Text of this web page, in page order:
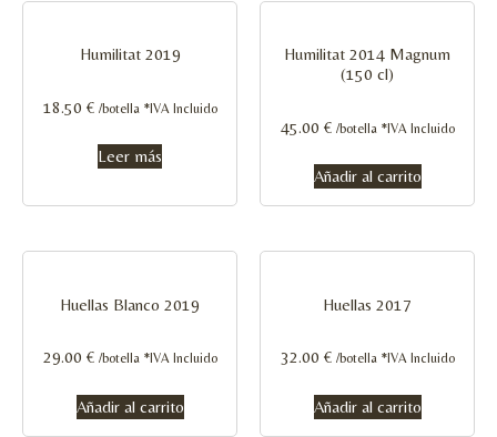
Humilitat 2019
18.50 € /botella *IVA Incluido
Leer más
Humilitat 2014 Magnum
(150 cl)
45.00 € /botella *IVA Incluido
Añadir al carrito
Huellas Blanco 2019
29.00 € /botella *IVA Incluido
Añadir al carrito
Huellas 2017
32.00 € /botella *IVA Incluido
Añadir al carrito